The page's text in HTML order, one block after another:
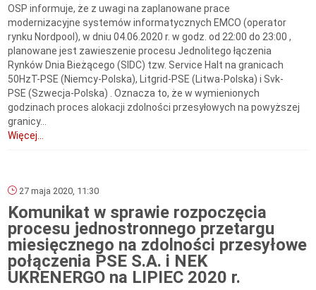
OSP informuje, że z uwagi na zaplanowane prace
modernizacyjne systemów informatycznych EMCO (operator
rynku Nordpool), w dniu 04.06.2020 r. w godz. od 22:00 do 23:00 ,
planowane jest zawieszenie procesu Jednolitego łączenia
Rynków Dnia Bieżącego (SIDC) tzw. Service Halt na granicach
50HzT-PSE (Niemcy-Polska), Litgrid-PSE (Litwa-Polska) i Svk-
PSE (Szwecja-Polska) . Oznacza to, że w wymienionych
godzinach proces alokacji zdolności przesyłowych na powyższej
granicy...
Więcej...
27 maja 2020, 11:30
Komunikat w sprawie rozpoczęcia
procesu jednostronnego przetargu
miesięcznego na zdolności przesyłowe
połączenia PSE S.A. i NEK
UKRENERGO na LIPIEC 2020 r.